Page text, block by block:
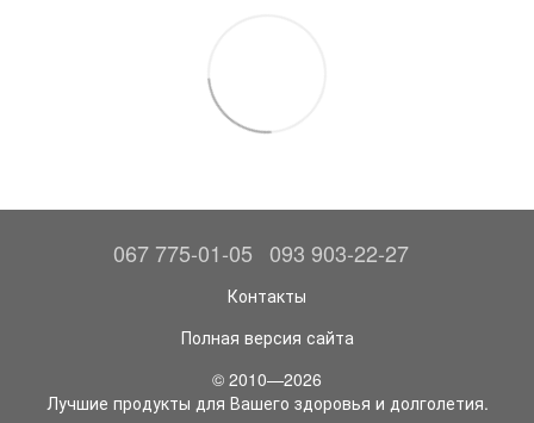
067 775-01-05 093 903-22-27
Контакты
Полная версия сайта
© 2010—2026
Лучшие продукты для Вашего здоровья и долголетия.